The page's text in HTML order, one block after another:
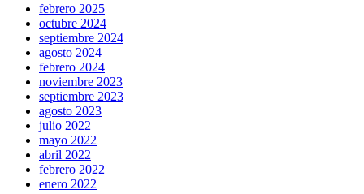
febrero 2025
octubre 2024
septiembre 2024
agosto 2024
febrero 2024
noviembre 2023
septiembre 2023
agosto 2023
julio 2022
mayo 2022
abril 2022
febrero 2022
enero 2022